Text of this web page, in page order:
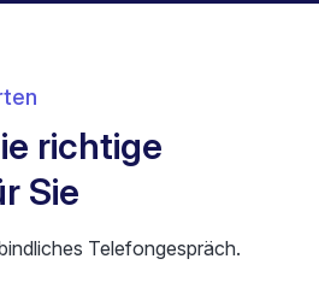
richtige
Sie
Telefongespräch.